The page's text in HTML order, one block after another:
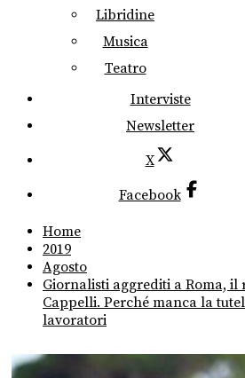
Libridine
Musica
Teatro
Interviste
Newsletter
X
Facebook
Home
2019
Agosto
Giornalisti aggrediti a Roma, il
Cappelli. Perché manca la
lavoratori